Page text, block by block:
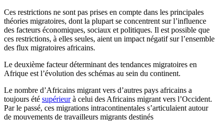
Ces restrictions ne sont pas prises en compte dans les principales
théories migratoires, dont la plupart se concentrent sur l’influence
des facteurs économiques, sociaux et politiques. Il est possible que
ces restrictions, à elles seules, aient un impact négatif sur l’ensemble
des flux migratoires africains.
Le deuxième facteur déterminant des tendances migratoires en
Afrique est l’évolution des schémas au sein du continent.
Le nombre d’Africains migrant vers d’autres pays africains a
toujours été supérieurà celui des Africains migrant vers l’Occident.
Par le passé, ces migrations intracontinentales s’articulaient autour
de mouvements de travailleurs migrants destinés